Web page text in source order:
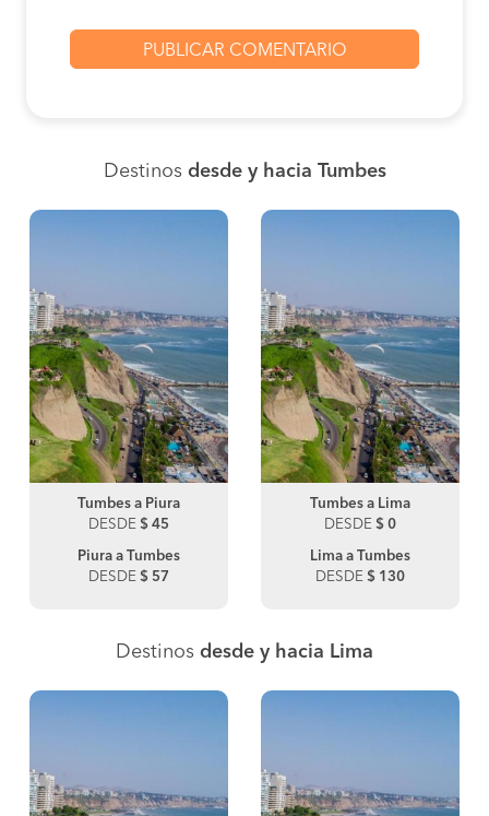
Destinos desde y hacia Tumbes
Tumbes a Piura
DESDE $ 45
Piura a Tumbes
DESDE $ 57
Tumbes a Lima
DESDE $ 0
Lima a Tumbes
DESDE $ 130
Destinos desde y hacia Lima